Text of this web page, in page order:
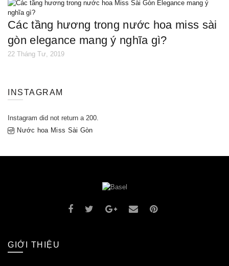
các tầng hương trong nước hoa miss sài
gòn elegance mang ý nghĩa gì?
22 Tháng Tư, 2019
INSTAGRAM
Instagram did not return a 200.
Nước hoa Miss Sài Gòn
GIỚI THIỆU